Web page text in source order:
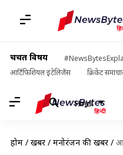
चर्चित विषय
आर्टिफिशियल इंटेलिजेंस
क्रिकेट
Hindi
होम / खबरें / मनोरंजन की खबरें /